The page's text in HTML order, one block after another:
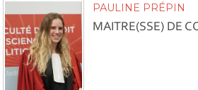
PAULINE PRÉPIN
MAITRE(SSE) DE